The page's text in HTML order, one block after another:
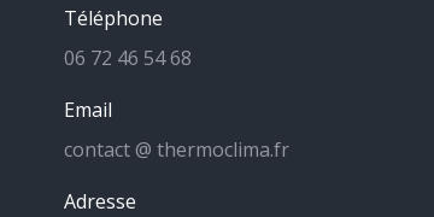
Téléphone
06 72 46 54 68
Email
contact @ thermoclima.fr
Adresse